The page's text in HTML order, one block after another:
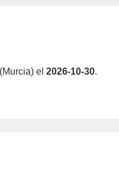
el 2026-10-30.